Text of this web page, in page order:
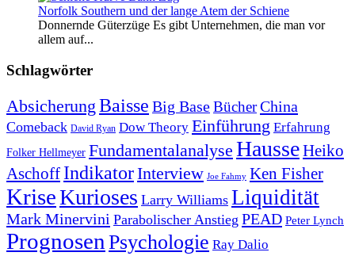
Norfolk Southern und der lange Atem der Schiene
Donnernde Güterzüge Es gibt Unternehmen, die man vor
allem auf...
Schlagwörter
Absicherung Baisse Big BaseBücherChina
Comeback David Ryan Dow Theory Einführung Erfahrung
Folker Hellmeyer Fundamentalanalyse HausseHeiko
Aschoff IndikatorInterview Joe Fahmy Ken Fisher
KriseKurioses Larry Williams Liquidität
Mark Minervini Parabolischer Anstieg PEAD Peter Lynch
Prognosen Psychologie Ray Dalio